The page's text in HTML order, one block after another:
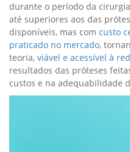
durante o período da
até superiores aos das
disponíveis, mas com custo
praticado no mercado,
teoria, viável e acessível à
resultados das próteses
custos e na adequabilidade